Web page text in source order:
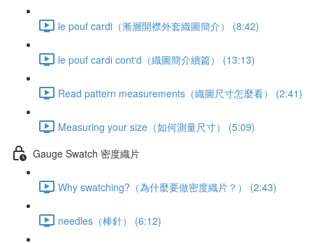
le pouf cardi（漸層開襟外套織圖簡介） (8:42)
le pouf cardi cont‘d（織圖簡介續篇） (13:13)
Read pattern measurements（織圖尺寸怎麼看） (2:41)
Measuring your size（如何測量尺寸） (5:09)
Gauge Swatch 密度織片
Why swatching?（為什麼要做密度織片？） (2:43)
needles（棒針） (6:12)